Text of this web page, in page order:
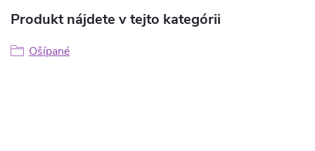
Produkt nájdete v tejto kategórii
Ošípané